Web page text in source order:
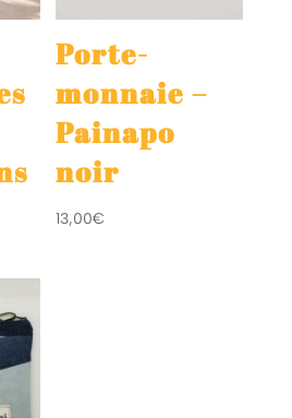
Porte-
monnaie –
Painapo
noir
13,00€